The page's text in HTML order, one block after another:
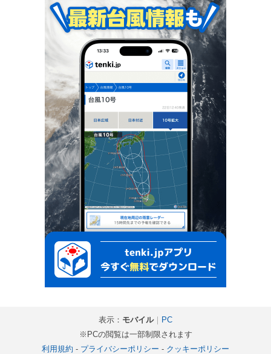
表示： モバイル｜ PC
※PCの閲覧は一部制限されます
利用規約 - プライバシーポリシー - クッキーポリシー